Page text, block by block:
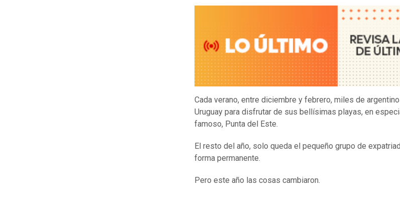
Cada verano, entre diciembre y febrero, miles de
Uruguay para disfrutar de sus bellísimas playas, en
famoso, Punta del Este.
El resto del año, solo queda el pequeño grupo de
forma permanente.
Pero este año las cosas cambiaron.